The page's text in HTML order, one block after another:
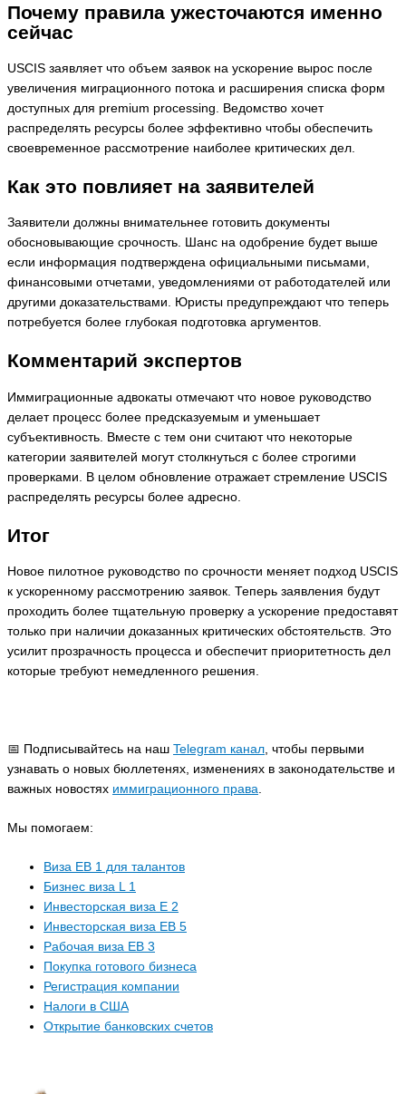
Почему правила ужесточаются именно
сейчас
USCIS заявляет что объем заявок на ускорение вырос после
увеличения миграционного потока и расширения списка форм
доступных для premium processing. Ведомство хочет
распределять ресурсы более эффективно чтобы обеспечить
своевременное рассмотрение наиболее критических дел.
Как это повлияет на заявителей
Заявители должны внимательнее готовить документы
обосновывающие срочность. Шанс на одобрение будет выше
если информация подтверждена официальными письмами,
финансовыми отчетами, уведомлениями от работодателей или
другими доказательствами. Юристы предупреждают что теперь
потребуется более глубокая подготовка аргументов.
Комментарий экспертов
Иммиграционные адвокаты отмечают что новое руководство
делает процесс более предсказуемым и уменьшает
субъективность. Вместе с тем они считают что некоторые
категории заявителей могут столкнуться с более строгими
проверками. В целом обновление отражает стремление USCIS
распределять ресурсы более адресно.
Итог
Новое пилотное руководство по срочности меняет подход USCIS
к ускоренному рассмотрению заявок. Теперь заявления будут
проходить более тщательную проверку а ускорение предоставят
только при наличии доказанных критических обстоятельств. Это
усилит прозрачность процесса и обеспечит приоритетность дел
которые требуют немедленного решения.
📅 Подписывайтесь на наш Telegram канал, чтобы первыми
узнавать о новых бюллетенях, изменениях в законодательстве и
важных новостях иммиграционного права.
Мы помогаем:
Виза EB 1 для талантов
Бизнес виза L 1
Инвесторская виза E 2
Инвесторская виза EB 5
Рабочая виза EB 3
Покупка готового бизнеса
Регистрация компании
Налоги в США
Открытие банковских счетов